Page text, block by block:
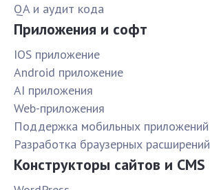
QA и аудит кода
Приложения и софт
IOS приложение
Android приложение
AI приложения
Web-приложения
Поддержка мобильных приложений
Разработка браузерных расширений
Конструкторы сайтов и CMS